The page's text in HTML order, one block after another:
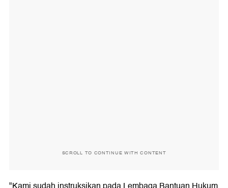
SCROLL TO CONTINUE WITH CONTENT